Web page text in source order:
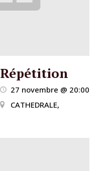
Répétition
27 novembre @ 20:00
CATHEDRALE,